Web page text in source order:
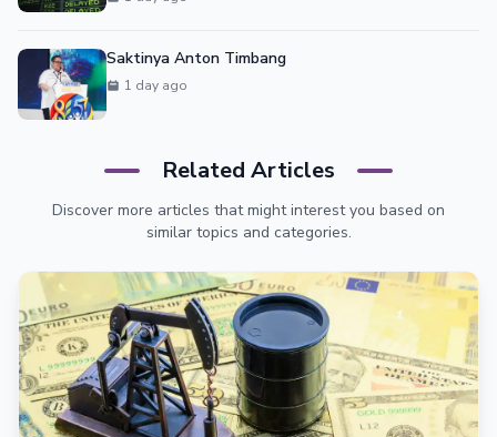
Saktinya Anton Timbang
1 day ago
Related Articles
Discover more articles that might interest you based on
similar topics and categories.